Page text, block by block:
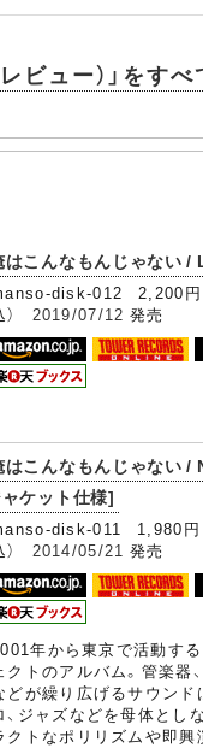
レビュー）」をす
はこんなもんじゃない /
disk-012 2,200円
） 2019/07/12 発売
はこんなもんじゃない /
ケット仕様]
disk-011 1,980円
） 2014/05/21 発売
年から東京で活動す
クトのアルバム。管楽器
どが繰り広げるサウンド
、ジャズなどを母体とし
クトなポリリズムや即